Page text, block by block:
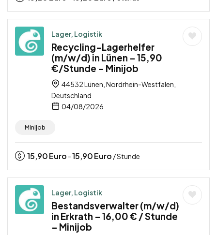
Lager, Logistik
Recycling-Lagerhelfer
(m/w/d) in Lünen – 15,90
€/Stunde – Minijob
44532 Lünen, Nordrhein-Westfalen,
Deutschland
04/08/2026
Minijob
15,90Euro -15,90Euro / Stunde
Lager, Logistik
Bestandsverwalter (m/w/d)
in Erkrath – 16,00 € / Stunde
– Minijob